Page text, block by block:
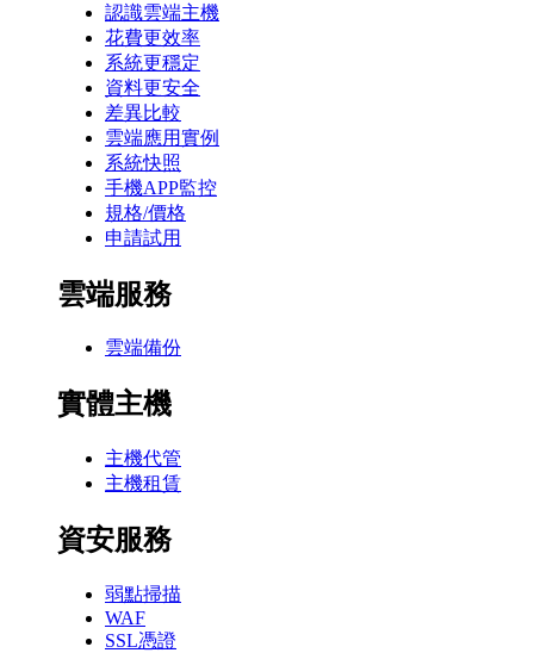
認識雲端主機
花費更效率
系統更穩定
資料更安全
差異比較
雲端應用實例
系統快照
手機APP監控
規格/價格
申請試用
雲端服務
雲端備份
實體主機
主機代管
主機租賃
資安服務
弱點掃描
WAF
SSL憑證